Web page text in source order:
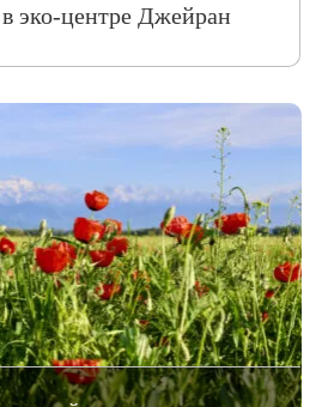
эко-центре Джейран